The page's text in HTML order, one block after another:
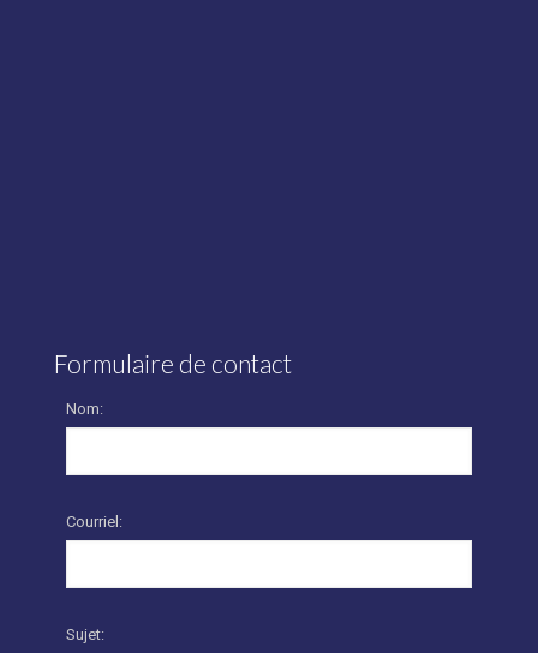
Formulaire de contact
Nom:
Courriel:
Sujet: